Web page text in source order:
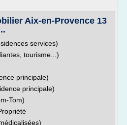
Aix-en-Provence 13
services)
tourisme...)
principale)
principale)
Tom)